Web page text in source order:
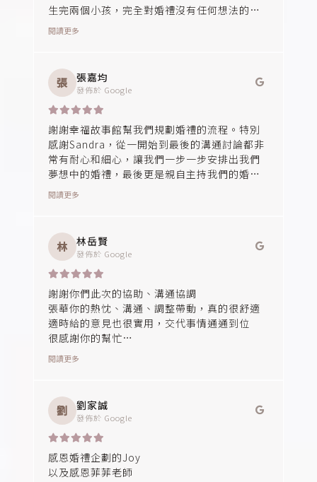
給予正面的建議。
Annie的一句"交給我吧"，讓設計遊戲頭昏昏的
跟企劃師持續溝通說清楚很重要!!!)
主持過程中很多狀況，其實需要臨機應變，有
看到很多我們沒留意到的，都在主持人與小管
家合作下順利進行，非常感謝兩位喔~😇🥳
生完兩個小孩，完全對婚禮沒有任何想法的
我，還好遇到你，細心提供給我們意見協助策
劃婚禮的每個階段，讓我婚禮整個過程非常順
賓客也對妳都是一致好評！👍
閱讀更多
張 張嘉均
發佈於 Google
謝謝幸福故事館幫我們規劃婚禮的流程。特別
感謝Sandra，從一開始到最後的溝通討論都非
常有耐心和細心，讓我們一步一步安排出我們
夢想中的婚禮，最後更是親自主持我們的婚
禮，讓我們完全不用擔心和主持老師的默契！
我們非常享受在整場婚禮的氣氛當中，謝謝你
閱讀更多
林 林岳賢
發佈於 Google
謝謝你們此次的協助、溝通協調
張華你的熱忱、溝通、調整帶動，真的很舒適
適時給的意見也很實用，交代事情通通到位
很感謝你的幫忙
主持人Claire老師，謝謝妳節奏、時機恰到好
此生給妳主持婚禮，真的太完美、幸福，感恩
未來有需要婚禮主持人可以指名Claire 👍
閱讀更多
劉 劉家誠
發佈於 Google
感恩婚禮企劃的Joy
以及感恩菲菲老師